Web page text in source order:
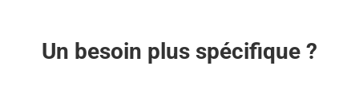
Un besoin plus spécifique ?